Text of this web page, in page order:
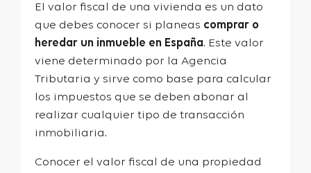
El valor fiscal de una vivienda es un dato
que debes conocer si planeas comprar o
heredar un inmueble en España. Este valor
viene determinado por la Agencia
Tributaria y sirve como base para calcular
los impuestos que se deben abonar al
realizar cualquier tipo de transacción
inmobiliaria.
Conocer el valor fiscal de una propiedad